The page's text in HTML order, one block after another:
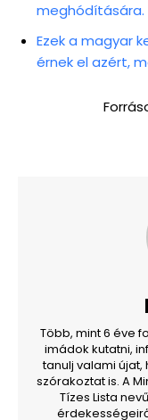
meghódítására.
Ezek a magyar
érnek el azért,
Több, mint 6 éve
imádok kutatni,
tanulj valami
szórakoztat is. A
Tízes Lista